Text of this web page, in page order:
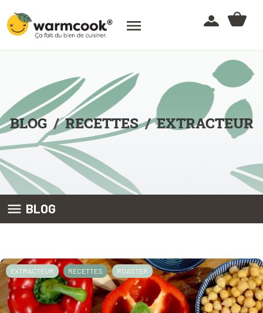

BLOG RECETTES EXTRACTEUR
 BLOG
EXTRACTEUR RECETTES ROASTER